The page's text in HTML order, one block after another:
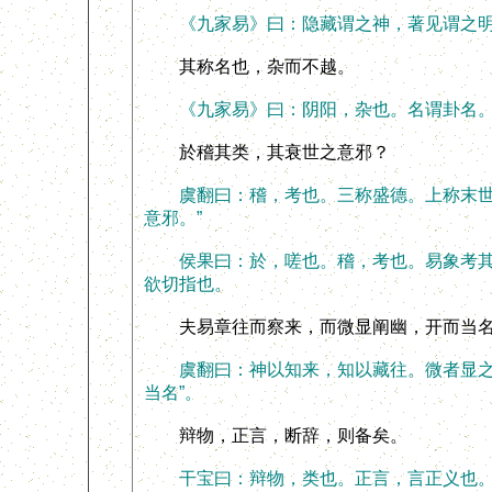
《九家易》曰：隐藏谓之神，著见谓之明
其称名也，杂而不越。
《九家易》曰：阴阳，杂也。名谓卦名
於稽其类，其衰世之意邪？
虞翻曰：稽，考也。三称盛德。上称末世
意邪。”
侯果曰：於，嗟也。稽，考也。易象考其
欲切指也。
夫易章往而察来，而微显阐幽，开而当
虞翻曰：神以知来，知以藏往。微者显之
当名”。
辩物，正言，断辞，则备矣。
干宝曰：辩物，类也。正言，言正义也。